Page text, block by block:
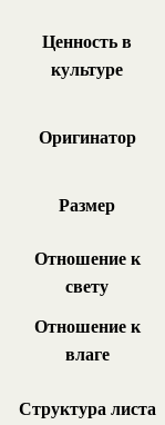
Ценность в
культуре
Оригинатор
Размер
Отношение к
свету
Отношение к
влаге
Структура листа